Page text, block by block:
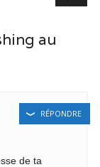
au
de ta
RÉPONDRE